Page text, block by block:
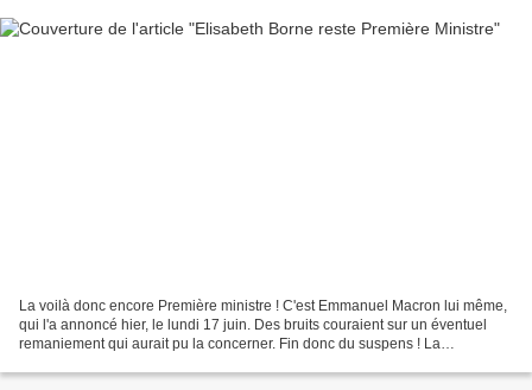
La voilà donc encore Première ministre ! C'est Emmanuel Macron lui même,
qui l'a annoncé hier, le lundi 17 juin. Des bruits couraient sur un éventuel
remaniement qui aurait pu la concerner. Fin donc du suspens ! La